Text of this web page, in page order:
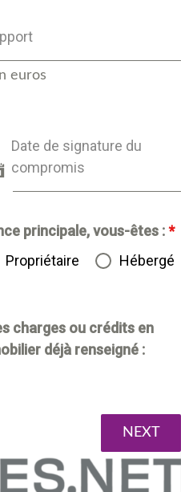
euros
Date de signature du
compromis
principale, vous-êtes :*
Propriétaire Hébergé
charges ou crédits en
déjà renseigné :
NEXT